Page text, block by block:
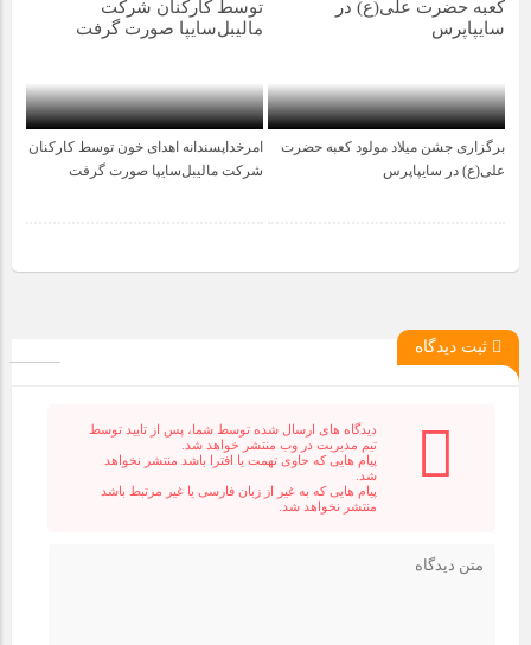
1 سال قبل
برگزاری جشن میلاد مولود کعبه حضرت
علی(ع) در سایپاپرس
امرخداپسندانه اهدای خون توسط کارکنان
شرکت مالیبل‌سایپا صورت گرفت
ثبت دیدگاه
دیدگاه های ارسال شده توسط شما، پس از تایید توسط
تیم مدیریت در وب منتشر خواهد شد.
پیام هایی که حاوی تهمت یا افترا باشد منتشر نخواهد
شد.
پیام هایی که به غیر از زبان فارسی یا غیر مرتبط باشد
منتشر نخواهد شد.